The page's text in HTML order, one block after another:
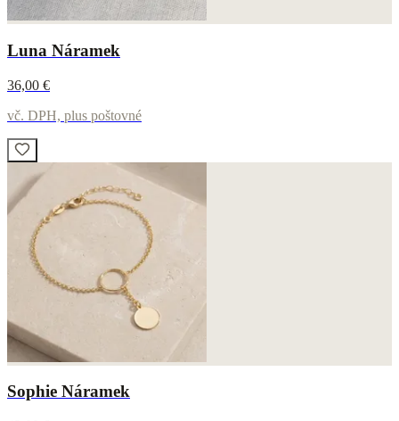
Luna Náramek
36,00 €
vč. DPH, plus poštovné
Sophie Náramek